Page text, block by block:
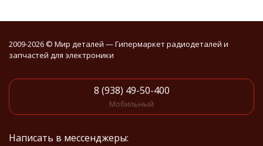
2009-2026 © Мир деталей — Гипермаркет радиодеталей и
запчастей для электроники
8 (938) 49-50-400
Мобильный
Написать в мессенджеры: